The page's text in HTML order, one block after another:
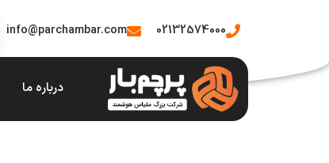
02132574000
info@parchambar.com
درباره ما